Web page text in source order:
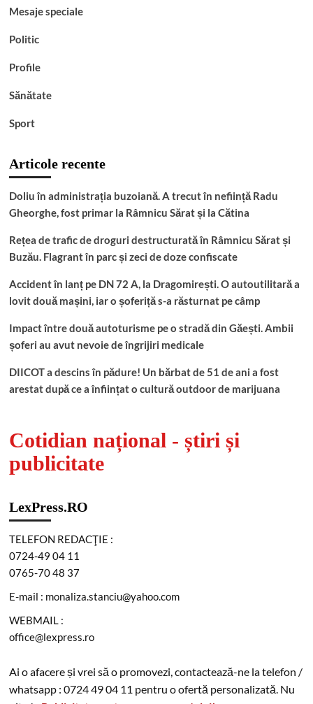
Mesaje speciale
Politic
Profile
Sănătate
Sport
Articole recente
Doliu în administrația buzoiană. A trecut în neființă Radu
Gheorghe, fost primar la Râmnicu Sărat și la Cătina
Rețea de trafic de droguri destructurată în Râmnicu Sărat și
Buzău. Flagrant în parc și zeci de doze confiscate
Accident în lanț pe DN 72 A, la Dragomirești. O autoutilitară a
lovit două mașini, iar o șoferiță s-a răsturnat pe câmp
Impact între două autoturisme pe o stradă din Găești. Ambii
șoferi au avut nevoie de îngrijiri medicale
DIICOT a descins în pădure! Un bărbat de 51 de ani a fost
arestat după ce a înființat o cultură outdoor de marijuana
Cotidian național - știri și
publicitate
LexPress.RO
TELEFON REDACŢIE :
0724-49 04 11
0765-70 48 37
E-mail : monaliza.stanciu@yahoo.com
WEBMAIL :
office@lexpress.ro
Ai o afacere și vrei să o promovezi, contactează-ne la telefon /
whatsapp : 0724 49 04 11 pentru o ofertă personalizată. Nu